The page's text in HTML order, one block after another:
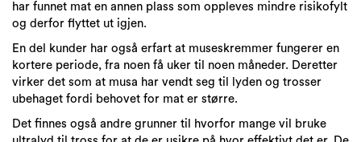
har funnet mat en annen plass som oppleves mindre risikofylt
og derfor flyttet ut igjen.
En del kunder har også erfart at museskremmer fungerer en
kortere periode, fra noen få uker til noen måneder. Deretter
virker det som at musa har vendt seg til lyden og trosser
ubehaget fordi behovet for mat er større.
Det finnes også andre grunner til hvorfor mange vil bruke